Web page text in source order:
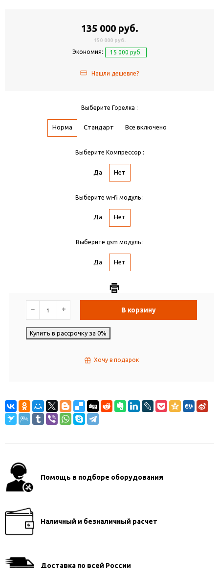
135 000 руб.
150 000 руб.
Экономия: 15 000 руб.
Нашли дешевле?
Выберите Горелка :
Норма Стандарт Все включено
Выберите Компрессор :
Да Нет
Выберите wi-fi модуль :
Да Нет
Выберите gsm модуль :
Да Нет
− + В корзину
Купить в рассрочку за 0%
Хочу в подарок
Помощь в подборе оборудования
Наличный и безналичный расчет
Доставка по всей России